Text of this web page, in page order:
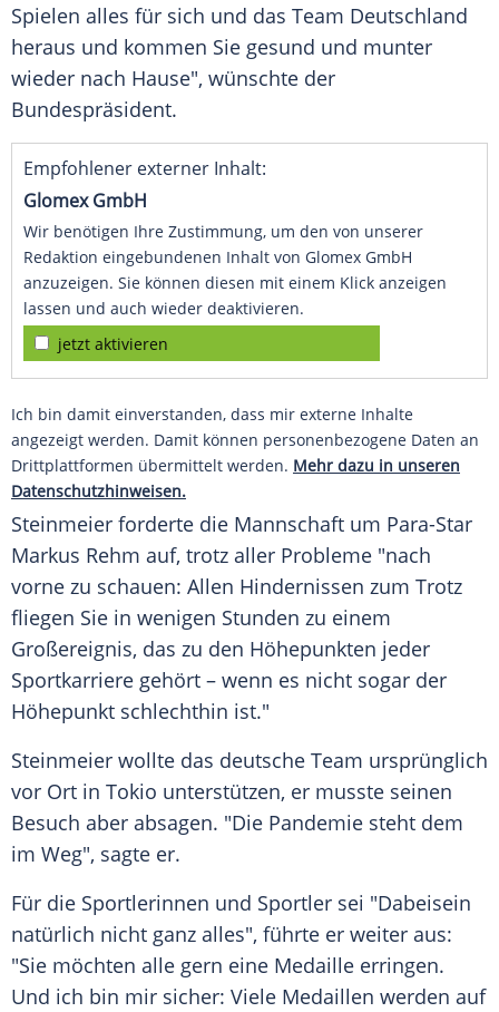
Spielen alles für sich und das Team Deutschland
heraus und kommen Sie gesund und munter
wieder nach Hause", wünschte der
Bundespräsident.
Empfohlener externer Inhalt:
Glomex GmbH
Wir benötigen Ihre Zustimmung, um den von unserer
Redaktion eingebundenen Inhalt von Glomex GmbH
anzuzeigen. Sie können diesen mit einem Klick anzeigen
lassen und auch wieder deaktivieren.
jetzt aktivieren
Ich bin damit einverstanden, dass mir externe Inhalte
angezeigt werden. Damit können personenbezogene Daten an
Drittplattformen übermittelt werden. Mehr dazu in unseren
Datenschutzhinweisen.
Steinmeier forderte die Mannschaft um Para-Star
Markus Rehm auf, trotz aller Probleme "nach
vorne zu schauen: Allen Hindernissen zum Trotz
fliegen Sie in wenigen Stunden zu einem
Großereignis, das zu den Höhepunkten jeder
Sportkarriere gehört – wenn es nicht sogar der
Höhepunkt schlechthin ist."
Steinmeier wollte das deutsche Team ursprünglich
vor Ort in Tokio unterstützen, er musste seinen
Besuch aber absagen. "Die Pandemie steht dem
im Weg", sagte er.
Für die Sportlerinnen und Sportler sei "Dabeisein
natürlich nicht ganz alles", führte er weiter aus:
"Sie möchten alle gern eine Medaille erringen.
Und ich bin mir sicher: Viele Medaillen werden auf